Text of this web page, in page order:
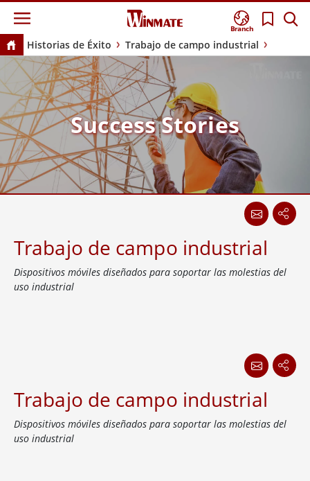
Branch
Historias de Éxito Trabajo de campo industrial
Success Stories
Trabajo de campo industrial
Dispositivos móviles diseñados para soportar las molestias del
uso industrial
Trabajo de campo industrial
Dispositivos móviles diseñados para soportar las molestias del
uso industrial